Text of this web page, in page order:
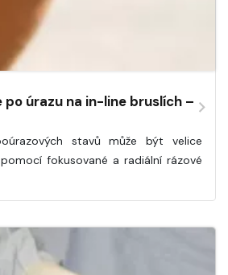
po úrazu na in-line bruslích –
stavů může být velice
fokusované a radiální rázové